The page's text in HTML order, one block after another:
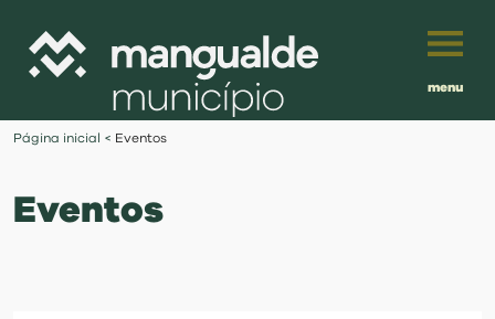
menu
Português
Página inicial < Eventos
Eventos